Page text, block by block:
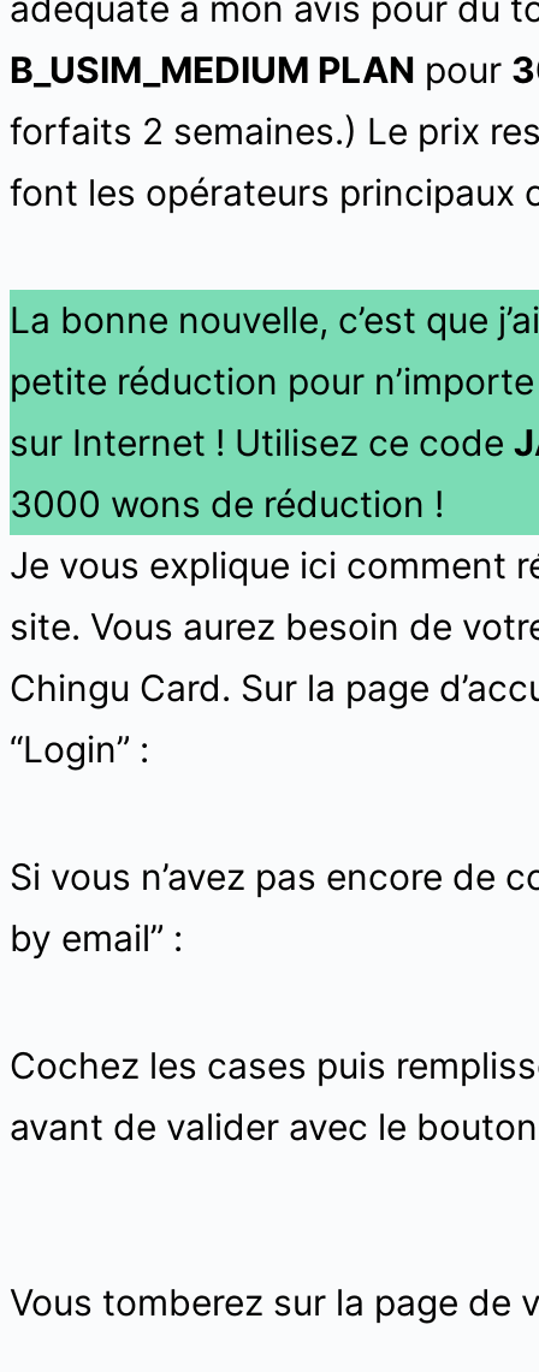
B_USIM_MEDIUM PLAN pour
forfaits 2 semaines.) Le prix
font les opérateurs principaux
La bonne nouvelle, c’est que
petite réduction pour
sur Internet ! Utilisez ce code
3000 wons de réduction !
Je vous explique ici comment
site. Vous aurez besoin de
Chingu Card. Sur la page
“Login” :
Si vous n’avez pas encore de
by email” :
Cochez les cases puis
avant de valider avec le bouton
Vous tomberez sur la page de